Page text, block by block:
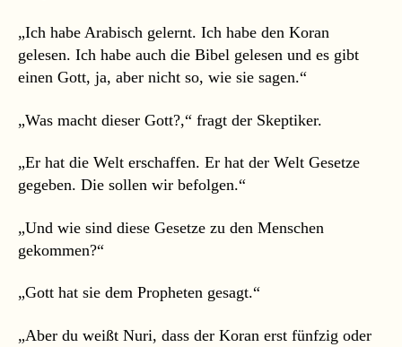
„Ich habe Arabisch gelernt. Ich habe den Koran
gelesen. Ich habe auch die Bibel gelesen und es gibt
einen Gott, ja, aber nicht so, wie sie sagen.“
„Was macht dieser Gott?,“ fragt der Skeptiker.
„Er hat die Welt erschaffen. Er hat der Welt Gesetze
gegeben. Die sollen wir befolgen.“
„Und wie sind diese Gesetze zu den Menschen
gekommen?“
„Gott hat sie dem Propheten gesagt.“
„Aber du weißt Nuri, dass der Koran erst fünfzig oder